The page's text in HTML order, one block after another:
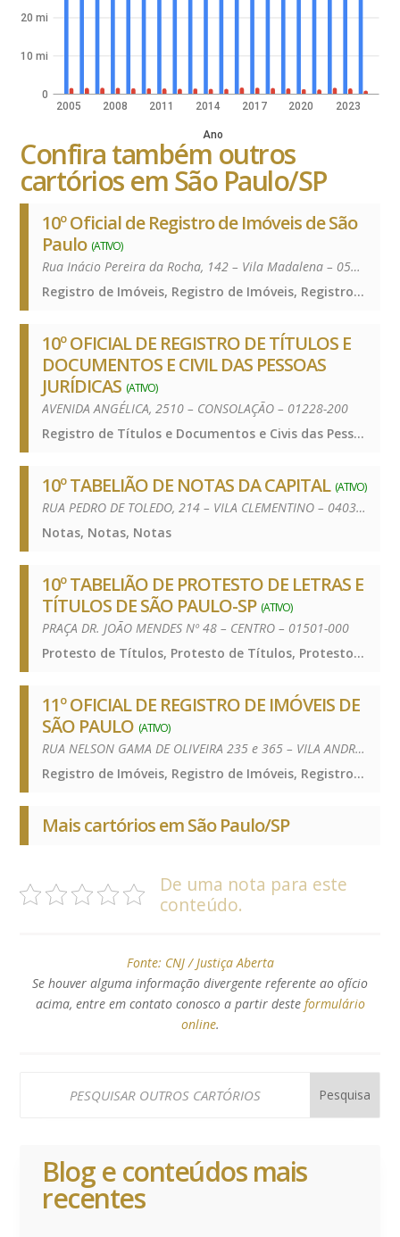
2005 2008 2011 2014 2017 2020 2023
Ano
0
10 mi
20 mi
Confira também outros
cartórios em São Paulo/SP
10º Oficial de Registro de Imóveis de São
Paulo (ATIVO)
Rua Inácio Pereira da Rocha, 142 – Vila Madalena – 05432-010
Registro de Imóveis, Registro de Imóveis, Registro de Imóveis
10º OFICIAL DE REGISTRO DE TÍTULOS E
DOCUMENTOS E CIVIL DAS PESSOAS
JURÍDICAS (ATIVO)
AVENIDA ANGÉLICA, 2510 – CONSOLAÇÃO – 01228-200
Registro de Títulos e Documentos e Civis das Pessoas Jurídicas, Registro de Títulos e Documentos e Civis das Pessoas Jurídicas, Registro de Títulos e Documentos e Civis das Pessoas Jurídicas
10º TABELIÃO DE NOTAS DA CAPITAL (ATIVO)
RUA PEDRO DE TOLEDO, 214 – VILA CLEMENTINO – 04039-030
Notas, Notas, Notas
10º TABELIÃO DE PROTESTO DE LETRAS E
TÍTULOS DE SÃO PAULO-SP (ATIVO)
PRAÇA DR. JOÃO MENDES Nº 48 – CENTRO – 01501-000
Protesto de Títulos, Protesto de Títulos, Protesto de Títulos
11º OFICIAL DE REGISTRO DE IMÓVEIS DE
SÃO PAULO (ATIVO)
RUA NELSON GAMA DE OLIVEIRA 235 e 365 – VILA ANDRADE – 05734-150
Registro de Imóveis, Registro de Imóveis, Registro de Imóveis
Mais cartórios em São Paulo/SP
De uma nota para este
conteúdo.
Fonte: CNJ / Justiça Aberta
Se houver alguma informação divergente referente ao ofício
acima, entre em contato conosco a partir deste formulário
online.
Blog e conteúdos mais
recentes